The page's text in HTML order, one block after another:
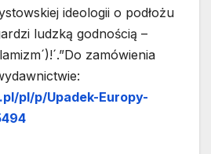
ideologii o podłożu
ludzką godnością –
zamówienia
pl/p/Upadek-Europy-